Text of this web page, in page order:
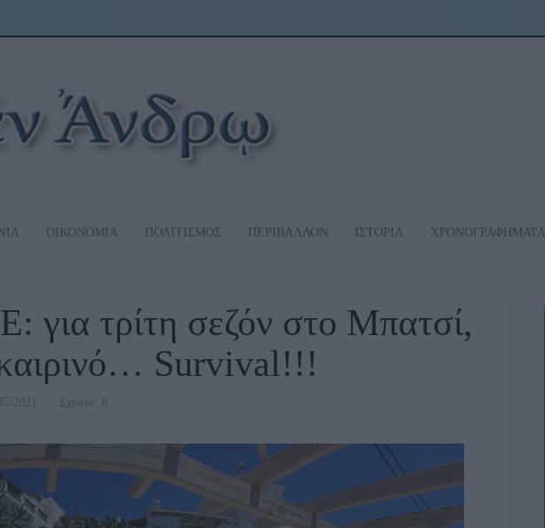
ΟΙΚΟΝΟΜΙΑ ΠΟΛΙΤΙΣΜΟΣ ΠΕΡΙΒΑΛΛΟΝ ΙΣΤΟΡΙΑ ΧΡΟΝΟΓΡΑΦΗΜΑΤΑ
για τρίτη σεζόν στο Μπατσί,
Survival!!!
2021 Σχόλια: 8